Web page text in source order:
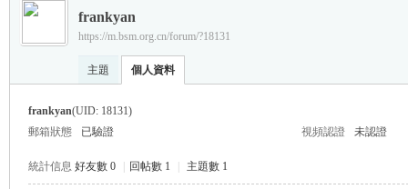
›
frankyan
https://m.bsm.org.cn/forum/?18131
主題 個人資料
frankyan(UID: 18131)
郵箱狀態
已驗證 視頻認證 未認證
統計信息 好友數 0 回帖數 1 主題數 1